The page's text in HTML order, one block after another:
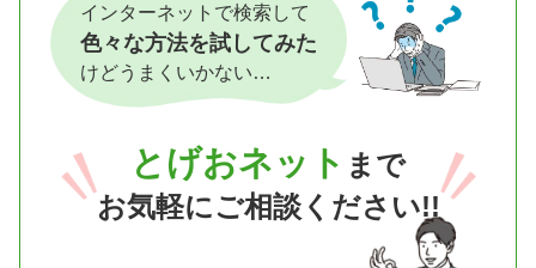
インターネットで検索して
色々な方法を試してみた
けどうまくいかない…
とげおネット まで
お気軽にご相談ください!!